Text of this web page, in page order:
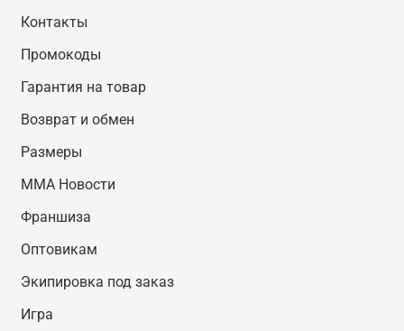
Контакты
Промокоды
Гарантия на товар
Возврат и обмен
Размеры
MMA Новости
Франшиза
Оптовикам
Экипировка под заказ
Игра